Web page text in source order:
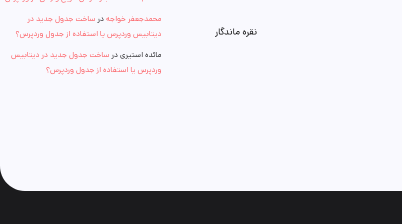
نقره ماندگار
محمدجعفر خواجه در ساخت جدول جدید در
دیتابیس وردپرس یا استفاده از جدول وردپرس؟
مائده استیری در ساخت جدول جدید در دیتابیس
وردپرس یا استفاده از جدول وردپرس؟